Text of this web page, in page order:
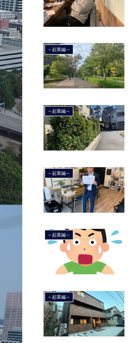
～起業編～
～起業編～
～起業編～
～起業編～
～起業編～